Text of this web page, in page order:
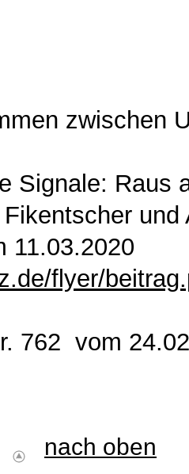
zwischen
Signale: Raus
und
11.03.2020
flyer/
762 vom
nach oben